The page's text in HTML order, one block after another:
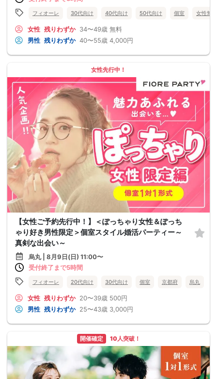
フィオーレ 30代向け 40代向け 50代向け 個室 女性無料
女性 残りわずか 34〜49歳 無料
男性 残りわずか 40〜55歳 4,000円
女性先行中！
【女性ご予約先行中！】＜ぽっちゃり女性＆ぽっち
ゃり好き男性限定＞個室スタイル婚活パーティー～
真剣な出会い～
烏丸 | 8月9日(日) 11:00〜
受付終了まで5時間
フィオーレ 20代向け 30代向け 個室 京都府 烏丸
女性 残りわずか 20〜39歳 500円
男性 残りわずか 25〜43歳 3,000円
開催確定 10人突破！